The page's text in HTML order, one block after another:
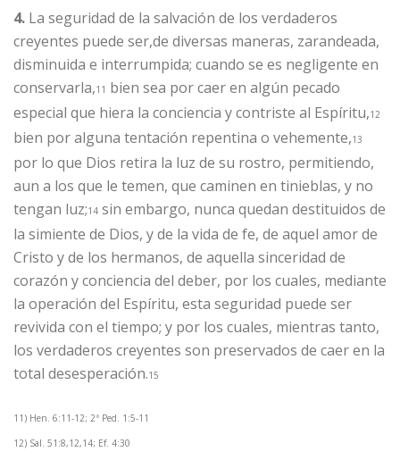
4. La seguridad de la salvación de los verdaderos
creyentes puede ser,de diversas maneras, zarandeada,
disminuida e interrumpida; cuando se es negligente en
conservarla,11 bien sea por caer en algún pecado
especial que hiera la conciencia y contriste al Espíritu,12
bien por alguna tentación repentina o vehemente,13
por lo que Dios retira la luz de su rostro, permitiendo,
aun a los que le temen, que caminen en tinieblas, y no
tengan luz;14 sin embargo, nunca quedan destituidos de
la simiente de Dios, y de la vida de fe, de aquel amor de
Cristo y de los hermanos, de aquella sinceridad de
corazón y conciencia del deber, por los cuales, mediante
la operación del Espíritu, esta seguridad puede ser
revivida con el tiempo; y por los cuales, mientras tanto,
los verdaderos creyentes son preservados de caer en la
total desesperación.15
11) Hen. 6:11-12; 2ª Ped. 1:5-11
12) Sal. 51:8,12,14; Ef. 4:30